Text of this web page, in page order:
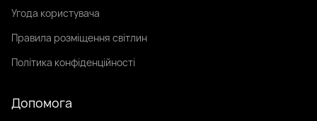
Угода користувача
Правила розміщення світлин
Політика конфіденційності
Допомога